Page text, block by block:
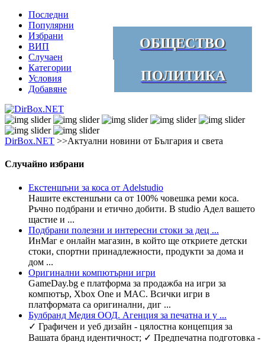
Последни
Популярни
Избрани
ВИП
Случаен
Категории
Условия
Добавяне
ОБЩЕСТВО
ПОЛИТИКА
DirBox.NET >>Актуални новини от България и света
Случайно избрани
Екстеншъни за коса от Adelstudio
Нашите екстеншъни са от 100% човешка реми коса.
Ръчно подбрани и етично добити. В studio Адел вашето
щастие и ...
Подбрани полезни и интересни стоки за дец ...
ИнМаг е онлайн магазин, в който ще откриете детски
стоки, спортни принадлежности, продукти за дома и
дом ...
Оригинални компютърни игри
GameDay.bg е платформа за продажба на игри за
компютър, Xbox One и MAC. Всички игри в
платформата са оригинални, диг ...
Булбранд Медия ООД. Агенция за печатна и у ...
✓ Графичен и уеб дизайн - цялостна концепция за
Вашата бранд идентичност; ✓ Предпечатна подготовка -